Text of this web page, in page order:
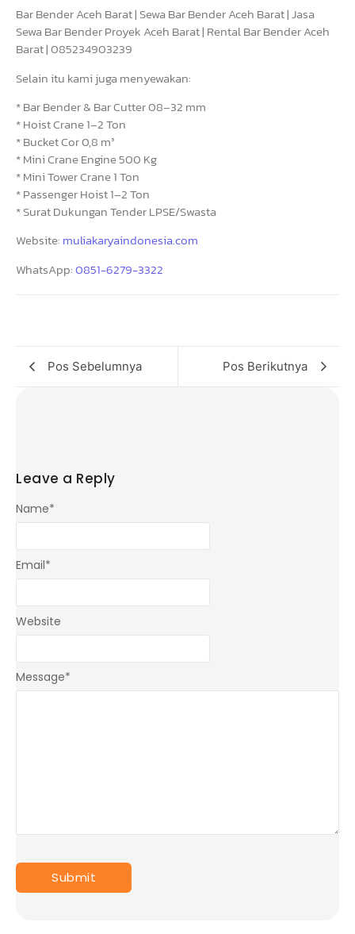
Bar Bender Aceh Barat | Sewa Bar Bender Aceh Barat | Jasa
Sewa Bar Bender Proyek Aceh Barat | Rental Bar Bender Aceh
Barat | 085234903239
Selain itu kami juga menyewakan:
* Bar Bender & Bar Cutter 08–32 mm
* Hoist Crane 1–2 Ton
* Bucket Cor 0,8 m³
* Mini Crane Engine 500 Kg
* Mini Tower Crane 1 Ton
* Passenger Hoist 1–2 Ton
* Surat Dukungan Tender LPSE/Swasta
Website: muliakaryaindonesia.com
WhatsApp:0851-6279-3322
Pos Sebelumnya Pos Berikutnya
Leave a Reply
Message*
Name*
Email*
Website